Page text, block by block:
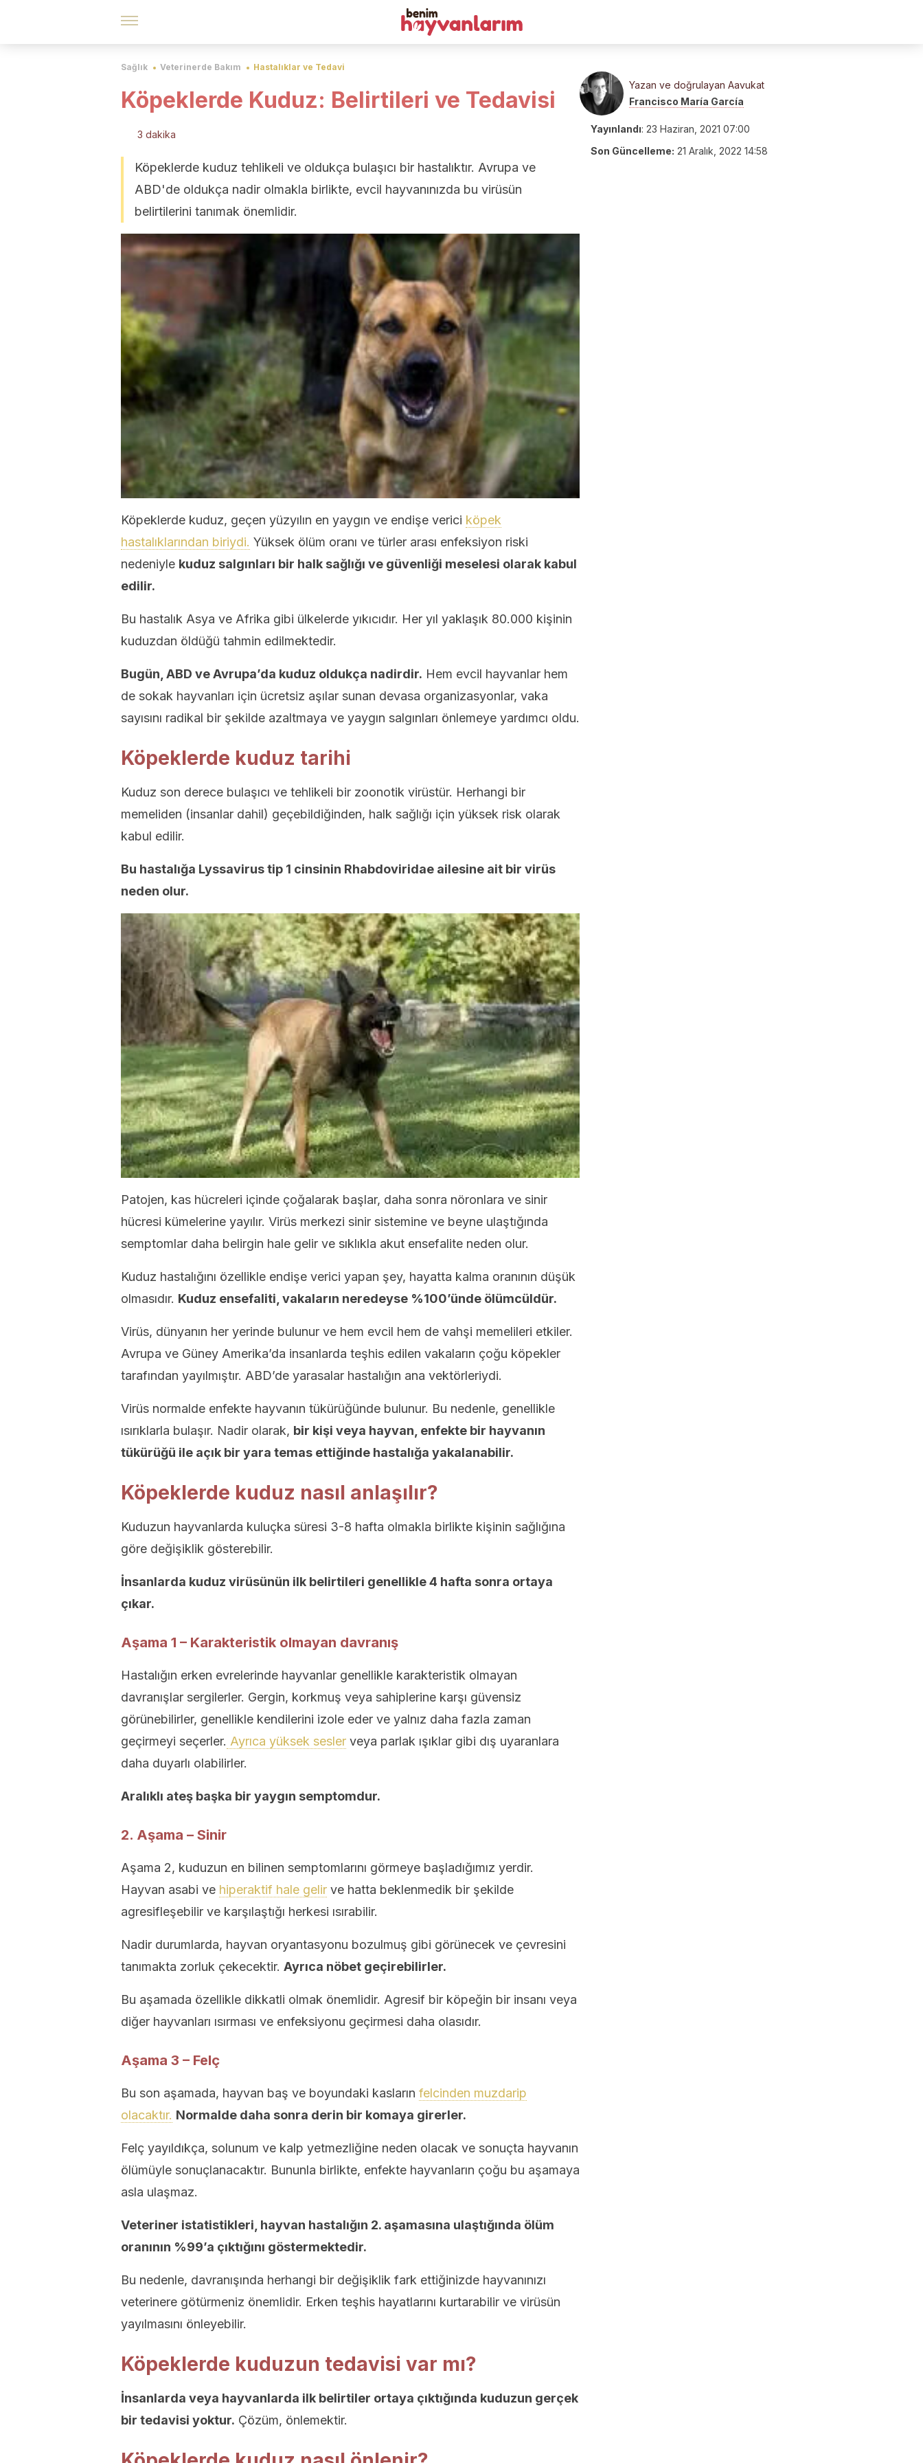
Sağlık Veterinerde Bakım Hastalıklar ve Tedavi
Köpeklerde Kuduz: Belirtileri ve Tedavisi
3 dakika
Köpeklerde kuduz tehlikeli ve oldukça bulaşıcı bir hastalıktır. Avrupa ve
ABD'de oldukça nadir olmakla birlikte, evcil hayvanınızda bu virüsün
belirtilerini tanımak önemlidir.
Köpeklerde kuduz, geçen yüzyılın en yaygın ve endişe verici köpek
hastalıklarından biriydi. Yüksek ölüm oranı ve türler arası enfeksiyon riski
nedeniyle kuduz salgınları bir halk sağlığı ve güvenliği meselesi olarak kabul
edilir.
Bu hastalık Asya ve Afrika gibi ülkelerde yıkıcıdır. Her yıl yaklaşık 80.000 kişinin
kuduzdan öldüğü tahmin edilmektedir.
Bugün, ABD ve Avrupa’da kuduz oldukça nadirdir. Hem evcil hayvanlar hem
de sokak hayvanları için ücretsiz aşılar sunan devasa organizasyonlar, vaka
sayısını radikal bir şekilde azaltmaya ve yaygın salgınları önlemeye yardımcı oldu.
Köpeklerde kuduz tarihi
Kuduz son derece bulaşıcı ve tehlikeli bir zoonotik virüstür. Herhangi bir
memeliden (insanlar dahil) geçebildiğinden, halk sağlığı için yüksek risk olarak
kabul edilir.
Bu hastalığa Lyssavirus tip 1 cinsinin Rhabdoviridae ailesine ait bir virüs
neden olur.
Patojen, kas hücreleri içinde çoğalarak başlar, daha sonra nöronlara ve sinir
hücresi kümelerine yayılır. Virüs merkezi sinir sistemine ve beyne ulaştığında
semptomlar daha belirgin hale gelir ve sıklıkla akut ensefalite neden olur.
Kuduz hastalığını özellikle endişe verici yapan şey, hayatta kalma oranının düşük
olmasıdır. Kuduz ensefaliti, vakaların neredeyse %100’ünde ölümcüldür.
Virüs, dünyanın her yerinde bulunur ve hem evcil hem de vahşi memelileri etkiler.
Avrupa ve Güney Amerika’da insanlarda teşhis edilen vakaların çoğu köpekler
tarafından yayılmıştır. ABD’de yarasalar hastalığın ana vektörleriydi.
Virüs normalde enfekte hayvanın tükürüğünde bulunur. Bu nedenle, genellikle
ısırıklarla bulaşır. Nadir olarak, bir kişi veya hayvan, enfekte bir hayvanın
tükürüğü ile açık bir yara temas ettiğinde hastalığa yakalanabilir.
Köpeklerde kuduz nasıl anlaşılır?
Kuduzun hayvanlarda kuluçka süresi 3-8 hafta olmakla birlikte kişinin sağlığına
göre değişiklik gösterebilir.
İnsanlarda kuduz virüsünün ilk belirtileri genellikle 4 hafta sonra ortaya
çıkar.
Aşama 1 – Karakteristik olmayan davranış
Hastalığın erken evrelerinde hayvanlar genellikle karakteristik olmayan
davranışlar sergilerler. Gergin, korkmuş veya sahiplerine karşı güvensiz
görünebilirler, genellikle kendilerini izole eder ve yalnız daha fazla zaman
geçirmeyi seçerler. Ayrıca yüksek sesler veya parlak ışıklar gibi dış uyaranlara
daha duyarlı olabilirler.
Aralıklı ateş başka bir yaygın semptomdur.
2. Aşama – Sinir
Aşama 2, kuduzun en bilinen semptomlarını görmeye başladığımız yerdir.
Hayvan asabi ve hiperaktif hale gelir ve hatta beklenmedik bir şekilde
agresifleşebilir ve karşılaştığı herkesi ısırabilir.
Nadir durumlarda, hayvan oryantasyonu bozulmuş gibi görünecek ve çevresini
tanımakta zorluk çekecektir. Ayrıca nöbet geçirebilirler.
Bu aşamada özellikle dikkatli olmak önemlidir. Agresif bir köpeğin bir insanı veya
diğer hayvanları ısırması ve enfeksiyonu geçirmesi daha olasıdır.
Aşama 3 – Felç
Bu son aşamada, hayvan baş ve boyundaki kasların felcinden muzdarip
olacaktır. Normalde daha sonra derin bir komaya girerler.
Felç yayıldıkça, solunum ve kalp yetmezliğine neden olacak ve sonuçta hayvanın
ölümüyle sonuçlanacaktır. Bununla birlikte, enfekte hayvanların çoğu bu aşamaya
asla ulaşmaz.
Veteriner istatistikleri, hayvan hastalığın 2. aşamasına ulaştığında ölüm
oranının %99’a çıktığını göstermektedir.
Bu nedenle, davranışında herhangi bir değişiklik fark ettiğinizde hayvanınızı
veterinere götürmeniz önemlidir. Erken teşhis hayatlarını kurtarabilir ve virüsün
yayılmasını önleyebilir.
Köpeklerde kuduzun tedavisi var mı?
İnsanlarda veya hayvanlarda ilk belirtiler ortaya çıktığında kuduzun gerçek
bir tedavisi yoktur. Çözüm, önlemektir.
Yazan ve doğrulayan Aavukat
Francisco María García
Yayınlandı: 23 Haziran, 2021 07:00
Son Güncelleme: 21 Aralık, 2022 14:58